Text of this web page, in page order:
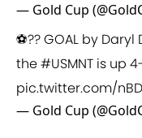
— Gold Cup
⚽?? GOAL by
the#USMNT is up
pic.twitter.com/
— Gold Cup